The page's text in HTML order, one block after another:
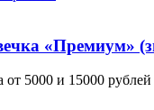
«Премиум»
от 5000 и 15000 рублей